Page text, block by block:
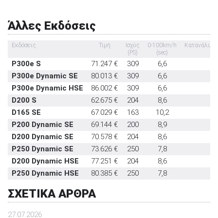
Υπηρεσία κλήσης οδικής βοήθειας σε
έκτακτη ανάγκη
Υποδοχή παιδικού καθίσματος ISOFIX
στάνταρντ
Σύστημα αναγνώρισης οδικών σημάτων
Σύστημα αυτόματου παρκαρίσματος
προαιρετικό
Άλλες Εκδόσεις
Εκδόσεις Τιμή
Ισχύς
(PS)
0-100km/h
(sec)
P300e S 71.247 € 309 6,6
P300e Dynamic SE
80.013 € 309 6,6
P300e Dynamic HSE
86.002 € 309 6,6
D200 S
62.675 € 204 8,6
D165 SE
67.029 € 163 10,2
P200 Dynamic SE
69.144 € 200 8,9
D200 Dynamic SE
70.578 € 204 8,6
P250 Dynamic SE
73.626 € 250 7,8
D200 Dynamic HSE
77.251 € 204 8,6
P250 Dynamic HSE
80.385 € 250 7,8
ΣΧΕΤΙΚΑ ΑΡΘΡΑ
27.07.2026